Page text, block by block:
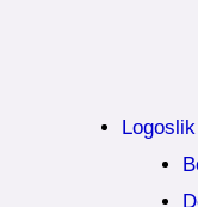
Logoslik